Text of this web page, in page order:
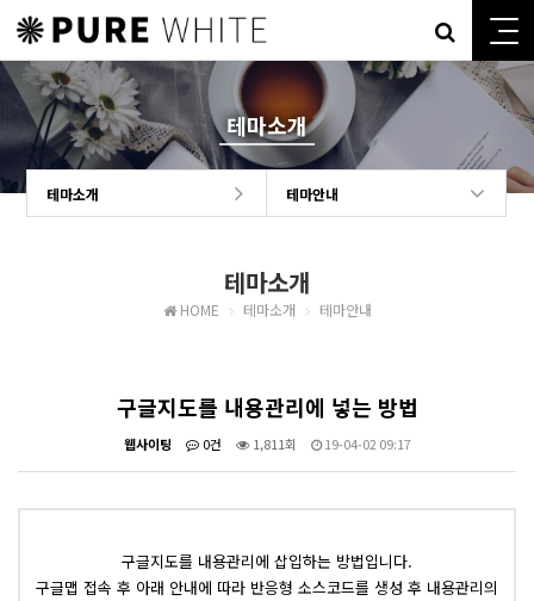
테마소개
테마소개 테마안내
테마소개
HOME 테마소개 테마안내
구글지도를 내용관리에 넣는 방법
웹사이팅 0건 1,811회 19-04-02 09:17
구글지도를 내용관리에 삽입하는 방법입니다.
구글맵 접속 후 아래 안내에 따라 반응형 소스코드를 생성 후 내용관리의